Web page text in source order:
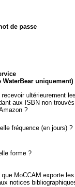
de passe
uniquement)
ultérieurement
aux ISBN non trouvés
?
fréquence (en jours) ?
forme ?
MoCCAM exporte
notices